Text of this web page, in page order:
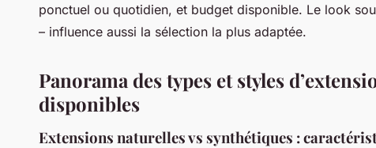
ponctuel ou quotidien, et budget disponible. Le look
– influence aussi la sélection la plus adaptée.
Panorama des types et styles
disponibles
Extensions naturelles vs synthétiques :